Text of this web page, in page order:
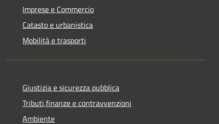
Imprese e Commercio
Catasto e urbanistica
Mobilità e trasporti
Giustizia e sicurezza pubblica
Tributi,finanze e contravvenzioni
Ambiente